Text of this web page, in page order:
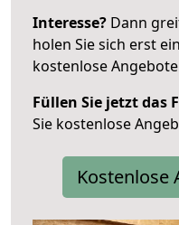
Interesse? Dann
holen Sie sich erst
kostenlose
Füllen Sie jetzt das
Sie kostenlose
Kostenlose